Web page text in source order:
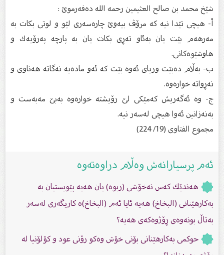
شێخ محمد بن صالح العثیمین رحمه الله دەفەرموێ :
أ‌- هیچی تێدا نیە كە مرۆڤ بیەوێ‌ چارەسەری لێو و لوتی بكات بە
مەرهەم بێت یان بەئاو تەڕی بكات یان بە پارچە پەرۆیەك و
هاوشێوەكانی.
ب‌- بەڵام دەبێت وریای ئەوە بێت كە ئەو مادەیە نەگاتە هەناوی و
نەڕواتە خوارەوە.
ج‌- وە ئەگەریش كەمێكی لێ رۆیشتە خوارەوە بەبێ مەبەست و
بەنەزانین ئەوا هیچی لەسەر نیە.
مجموع الفتاوی (19/ 224)
ئەم پرسیارانەش وەڵام دراوەتەوە
هەندێك كەس نەخۆشی (ربوە) یان هەیە پێویستیان بە
بەكارهێنانی (البخاخ) هەیە ئایا ئەم (البخاخ)ە كاریگەری لەسەر
بەتاڵ بونەوەی ڕۆژوەكەی هەیە؟
حوكمی بەكارهێنانی بۆنی خۆش وەكو رۆنی عود و كۆلۆنیا لە